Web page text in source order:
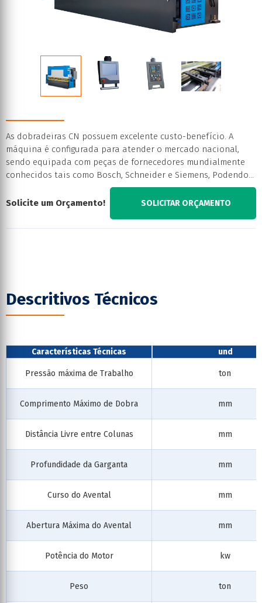
As dobradeiras CN possuem excelente custo-benefício. A
máquina é configurada para atender o mercado nacional,
sendo equipada com peças de fornecedores mundialmente
conhecidos tais como Bosch, Schneider e Siemens, Podendo
conter comprimento de dobra entre 3200mm a 6000mm
Solicite um Orçamento!
SOLICITAR ORÇAMENTO
Descritivos Técnicos
Características Técnicas
Pressão máxima de Trabalho
Comprimento Máximo de Dobra
Distância Livre entre Colunas
Profundidade da Garganta
Curso do Avental
Abertura Máxima do Avental
Potência do Motor
Peso
und
ton
mm
mm
mm
mm
mm
kw
ton